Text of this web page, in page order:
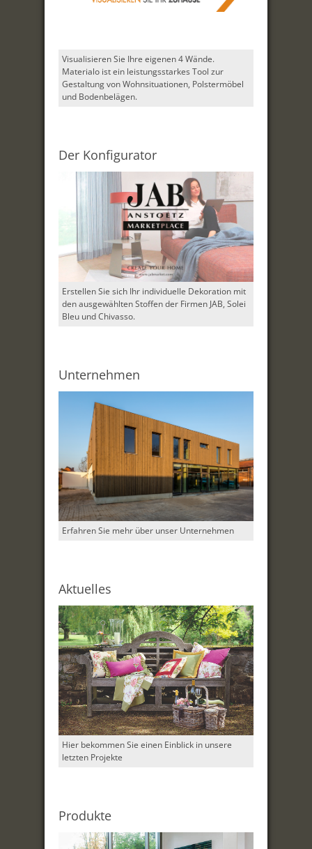
Visualisieren Sie Ihre eigenen 4 Wände.
Materialo ist ein leistungsstarkes Tool zur
Gestaltung von Wohnsituationen, Polstermöbel
und Bodenbelägen.
Der Konfigurator
Erstellen Sie sich Ihr individuelle Dekoration mit
den ausgewählten Stoffen der Firmen JAB, Solei
Bleu und Chivasso.
Unternehmen
Erfahren Sie mehr über unser Unternehmen
Aktuelles
Hier bekommen Sie einen Einblick in unsere
letzten Projekte
Produkte